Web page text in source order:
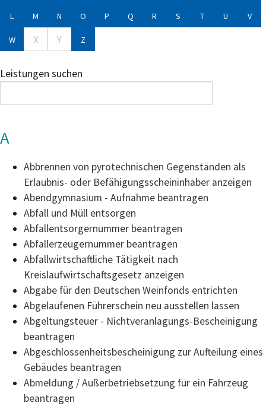
L M N O P Q R S T U V
W X Y Z
Leistungen suchen
A
Abbrennen von pyrotechnischen Gegenständen als
Erlaubnis- oder Befähigungsscheininhaber anzeigen
Abendgymnasium - Aufnahme beantragen
Abfall und Müll entsorgen
Abfallentsorgernummer beantragen
Abfallerzeugernummer beantragen
Abfallwirtschaftliche Tätigkeit nach
Kreislaufwirtschaftsgesetz anzeigen
Abgabe für den Deutschen Weinfonds entrichten
Abgelaufenen Führerschein neu ausstellen lassen
Abgeltungsteuer - Nichtveranlagungs-Bescheinigung
beantragen
Abgeschlossenheitsbescheinigung zur Aufteilung eines
Gebäudes beantragen
Abmeldung / Außerbetriebsetzung für ein Fahrzeug
beantragen